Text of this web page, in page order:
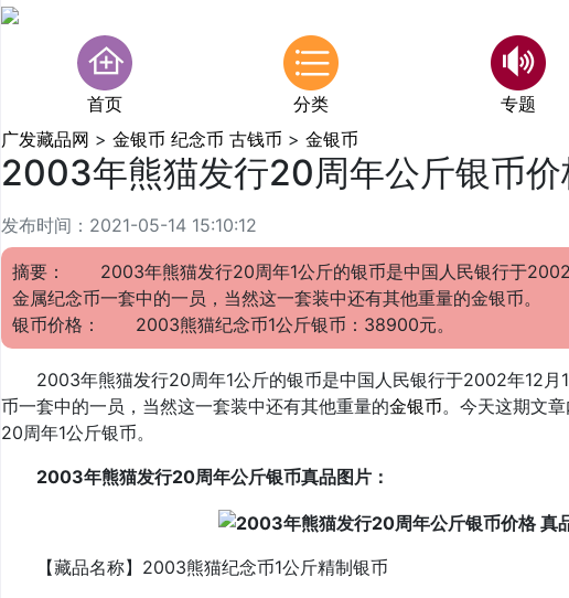
首页 分类 专题
广发藏品网 > 金银币 纪念币 古钱币 > 金银币
2003年熊猫发行20周年公斤银币价
发布时间：2021-05-14 15:10:12
摘要： 2003年熊猫发行20周年1公斤的银币是中国人民银行于
金属纪念币一套中的一员，当然这一套装中还有其他重量的金银币
银币价格： 2003熊猫纪念币1公斤银币：38900元。
2003年熊猫发行20周年1公斤的银币是中国人民银行于2002年12月
币一套中的一员，当然这一套装中还有其他重量的金银币。今天这期文
20周年1公斤银币。
2003年熊猫发行20周年公斤银币真品图片：
【藏品名称】2003熊猫纪念币1公斤精制银币